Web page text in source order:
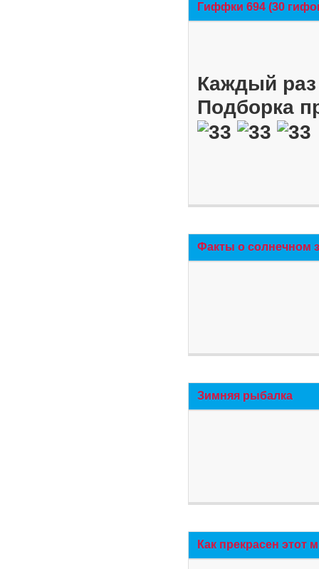
Гиффки 694 (30
Каждый
Подборка
Факты о солнечном
Зимняя рыбалка
Как прекрасен этот